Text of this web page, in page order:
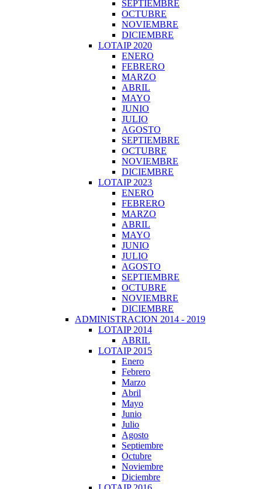
SEPTIEMBRE
OCTUBRE
NOVIEMBRE
DICIEMBRE
LOTAIP 2020
ENERO
FEBRERO
MARZO
ABRIL
MAYO
JUNIO
JULIO
AGOSTO
SEPTIEMBRE
OCTUBRE
NOVIEMBRE
DICIEMBRE
LOTAIP 2023
ENERO
FEBRERO
MARZO
ABRIL
MAYO
JUNIO
JULIO
AGOSTO
SEPTIEMBRE
OCTUBRE
NOVIEMBRE
DICIEMBRE
ADMINISTRACION 2014 - 2019
LOTAIP 2014
ABRIL
LOTAIP 2015
Enero
Febrero
Marzo
Abril
Mayo
Junio
Julio
Agosto
Septiembre
Octubre
Noviembre
Diciembre